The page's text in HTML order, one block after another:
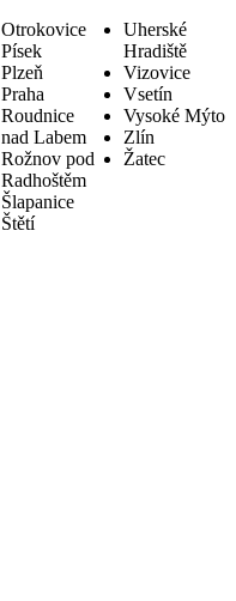
Otrokovice
Písek
Plzeň
Praha
Roudnice
nad Labem
Rožnov pod
Radhoštěm
Šlapanice
Štětí
Uherské
Hradiště
Vizovice
Vsetín
Vysoké Mýto
Zlín
Žatec